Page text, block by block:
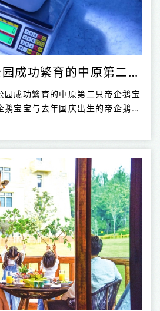
郑州海昌海洋公园成功繁育的中原第二只帝企鹅宝宝迎来满月
园成功繁育的中原第二只帝企鹅宝
鹅宝宝与去年国庆出生的帝企鹅
，憨态可掬的模样，吸引了众多
举办百日宴，由小企鹅选出心仪的
和帝
鹅宝宝身披灰色绒羽，头部毛发
眼圈和两只小眼睛，十分惹人喜
，保育员发现“元元”的父母再次
产下一枚企鹅蛋，经过68天左右
13日顺利破壳。保育员告诉记
爸孵蛋的，刚出生的...